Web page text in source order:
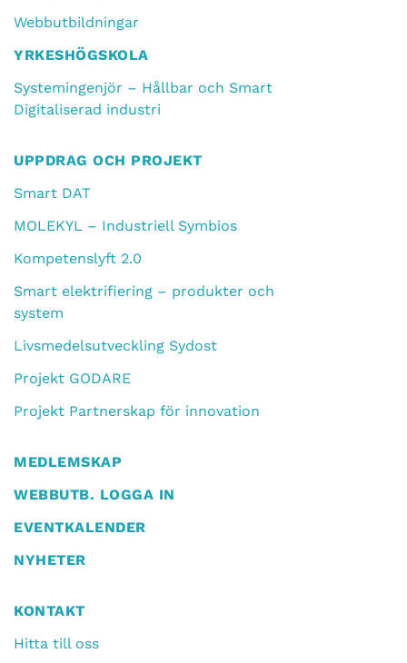
Webbutbildningar
YRKESHÖGSKOLA
Systemingenjör – Hållbar och Smart
Digitaliserad industri
UPPDRAG OCH PROJEKT
Smart DAT
MOLEKYL – Industriell Symbios
Kompetenslyft 2.0
Smart elektrifiering – produkter och
system
Livsmedelsutveckling Sydost
Projekt GODARE
Projekt Partnerskap för innovation
MEDLEMSKAP
WEBBUTB. LOGGA IN
EVENTKALENDER
NYHETER
KONTAKT
Hitta till oss